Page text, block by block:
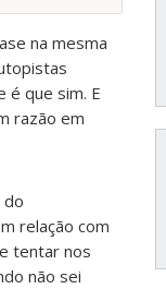
na mesma
é que sim. E
razão em
do
relação com
tentar nos
não sei